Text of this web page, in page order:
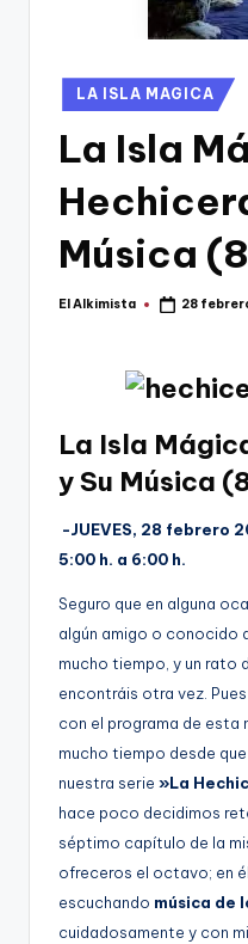
Publicado
en
LA ISLA MAGICA
La Isla
Música
Publicado
El Alkimista 28
La Isla
y Su Música
-JUEVES, 28 febrero
5:00 h. a 6:00 h.
Seguro que en alguna
algún amigo o conocido
mucho tiempo, y un rato
encontráis otra vez.
con el programa de esta
mucho tiempo desde
nuestra serie »La
hace poco decidimos
séptimo capítulo de la
ofreceros el octavo; en
escuchando música de
cuidadosamente y con